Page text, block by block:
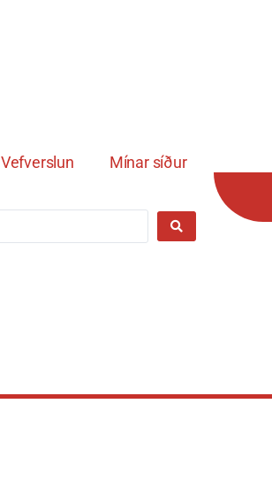
Vefverslun Mínar síður